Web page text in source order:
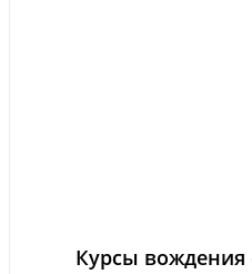
Курсы вождения